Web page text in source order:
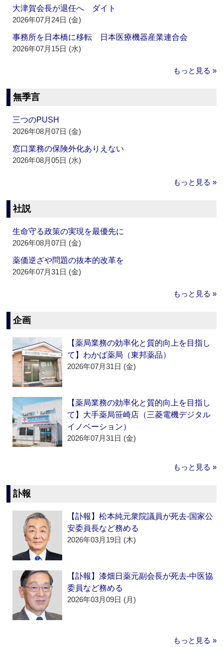
大津賀会長が退任へ ダイト
2026年07月24日 (金)
事務所を日本橋に移転 日本医療機器産業連合会
2026年07月15日 (水)
もっと見る »
無季言
三つのPUSH
2026年08月07日 (金)
窓口業務の保険外化ありえない
2026年08月05日 (水)
もっと見る »
社説
生命守る政策の実現を最優先に
2026年08月07日 (金)
薬価逆ざや問題の抜本的改革を
2026年07月31日 (金)
もっと見る »
企画
【薬局業務の効率化と質的向上を目指し
て】わかば薬局（東邦薬品）
2026年07月31日 (金)
【薬局業務の効率化と質的向上を目指し
て】大手薬局笹崎店（三菱電機デジタル
イノベーション）
2026年07月31日 (金)
もっと見る »
訃報
【訃報】松本純元衆院議員が死去‐国家公
安委員長など務める
2026年03月19日 (木)
【訃報】漆畑日薬元副会長が死去‐中医協
委員など務める
2026年03月09日 (月)
もっと見る »